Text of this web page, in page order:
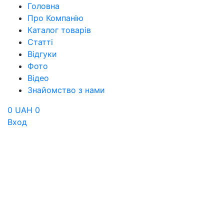
Головна
Про Компанію
Каталог товарів
Статті
Відгуки
Фото
Відео
Знайомство з нами
0 UAH 0
Вход